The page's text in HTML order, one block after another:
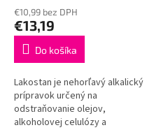
€10,99 bez DPH
€13,19
Do košíka
Lakostan je nehorľavý alkalický
prípravok určený na
odstraňovanie olejov,
alkoholovej celulózy a